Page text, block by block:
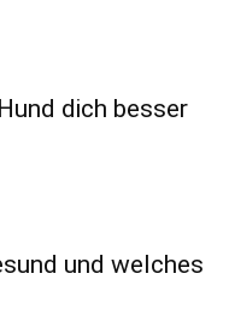
dich besser
und welches